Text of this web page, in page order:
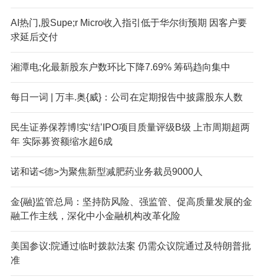
AI热门,股Supe;r Micro收入指引低于华尔街预期 因客户要
求延后交付
湘潭电;化最新股东户数环比下降7.69% 筹码趋向集中
每日一词 | 万丰.奥{威}：公司在定期报告中披露股东人数
民生证券保荐博!实‘结’IPO项目质量评级B级 上市周期超两
年 实际募资额缩水超6成
诺和诺<德>为聚焦新型减肥药业务裁员9000人
金{融}监管总局：坚持防风险、强监管、促高质量发展的金
融工作主线，深化中小金融机构改革化险
美国参议:院通过临时拨款法案 仍需众议院通过及特朗普批
准